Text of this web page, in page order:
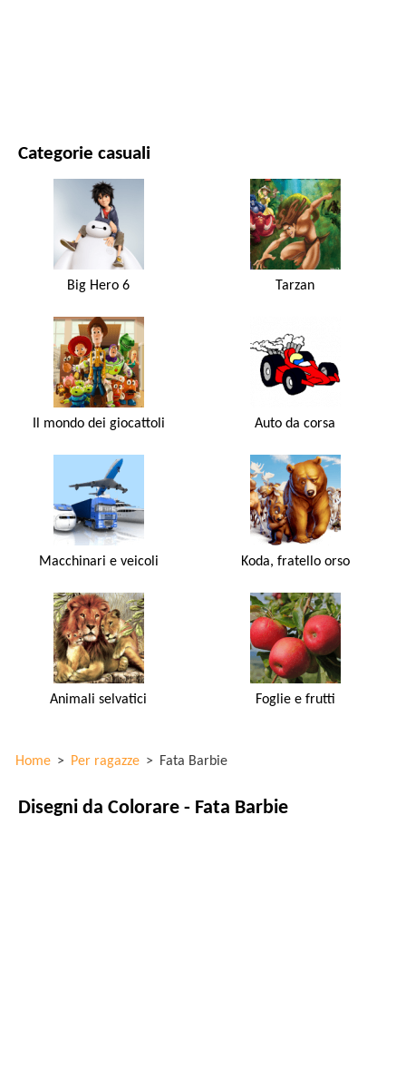
Categorie casuali
Big Hero 6 Tarzan
Il mondo dei giocattoli Auto da corsa
Macchinari e veicoli Koda, fratello orso
Animali selvatici Foglie e frutti
Home > Per ragazze > Fata Barbie
Disegni da Colorare - Fata Barbie